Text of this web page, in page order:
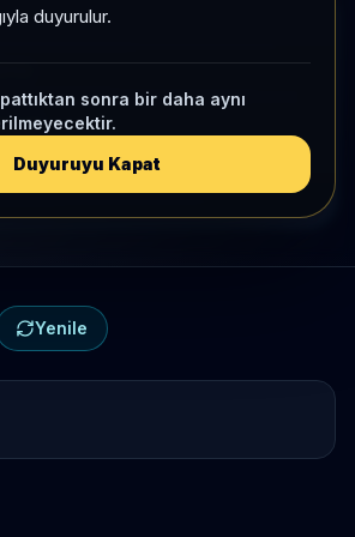
duyurulur.
sonra bir daha aynı
Duyuruyu Kapat
Yenile